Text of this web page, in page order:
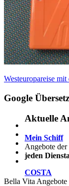
Vorheriger
Westeuropareise
Google
Aktuelle
Mein Schiff
Angebote der
jeden
COSTA
Bella Vita Angebote